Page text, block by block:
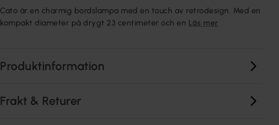
Cato är en charmig bordslampa med en touch av retrodesign. Med en
kompakt diameter på drygt 23 centimeter och en Läs mer
Produktinformation
Frakt & Returer